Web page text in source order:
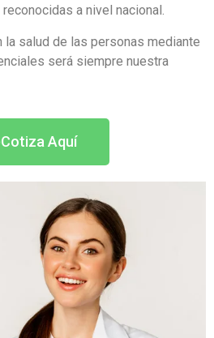
a nivel nacional.
salud de las personas mediante
será siempre nuestra
Cotiza Aquí